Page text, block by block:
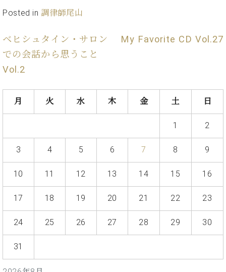
C.
ヒ
シ
ー
/
レ
ベ
シ
タ
イ
ジ
パ
造
番
の
ベ
シ
イ
音
ヒ
ュ
タ
ン
ー
ベ
ン
ト
プ
ス
リ
ー
(お
ら
ペ
ー
ー・
取
扱
店
サ
ロ
く
直
店
舗
で
オンライン試弾
味
か
本
に
ぶ
方
イ
ジ
ャ
ン
グ
Posted in 調律師尾山
ベヒシュタイン・サロン
での会話から思うこと
Vol.2
My Favorite CD Vol.27
月 火 水 木 金 土 日
1 2
3 4 5 6 7 8 9
10 11 12 13 14 15 16
17 18 19 20 21 22 23
24 25 26 27 28 29 30
31